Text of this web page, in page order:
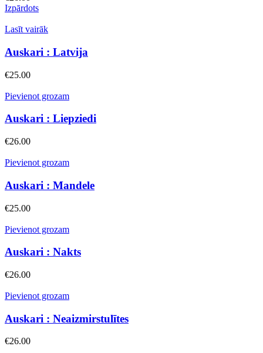
Izpārdots
Lasīt vairāk
Auskari : Latvija
€25.00
Pievienot grozam
Auskari : Liepziedi
€26.00
Pievienot grozam
Auskari : Mandele
€25.00
Pievienot grozam
Auskari : Nakts
€26.00
Pievienot grozam
Auskari : Neaizmirstulītes
€26.00